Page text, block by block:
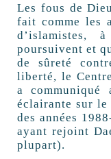
Les fous de
fait comme les
d’islamistes,
poursuivent et
de sûreté
liberté, le
a communiqué
éclairante sur
des années
ayant rejoint
plupart).